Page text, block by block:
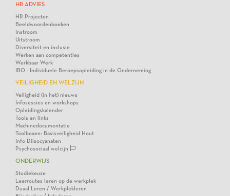
HR ADVIES
HR Projecten
Beeldwoordenboeken
Instroom
Uitstroom
Diversiteit en inclusie
Werken aan competenties
Werkbaar Werk
IBO - Individuele Beroepsopleiding in de Onderneming
VEILIGHEID EN WELZIJN
Veiligheid (in het) nieuws
Infosessies en workshops
Opleidingskalender
Tools en links
Machinedocumentatie
Toolboxen: Basisveiligheid Hout
Info Diisocyanaten
Psychosociaal welzijn
ONDERWIJS
Studiekeuze
Leerroutes leren op de werkplek
Duaal Leren / Werkplekleren